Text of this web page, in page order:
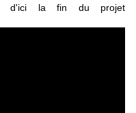
d'ici la fin du projet